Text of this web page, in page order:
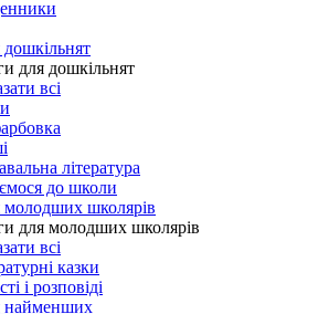
для дошкільнят
всі
література
до школи
школярів
для молодших школярів
всі
казки
і розповіді
найменших